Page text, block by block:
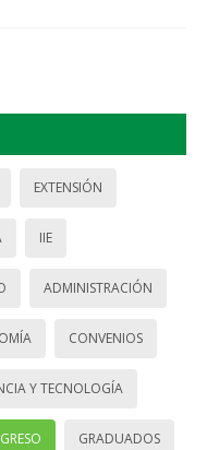
EXTENSIÓN
IIE
ADMINISTRACIÓN
CONVENIOS
Y TECNOLOGÍA
GRADUADOS